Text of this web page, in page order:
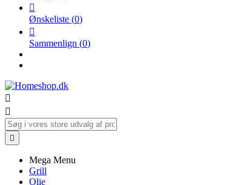

Ønskeliste (0)

Sammenlign (0)



Mega Menu
Grill
Olie